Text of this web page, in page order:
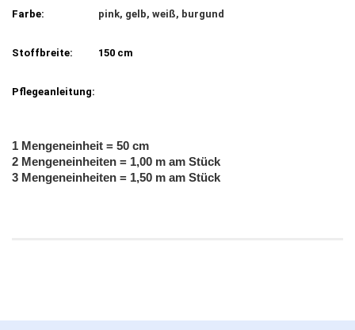
Farbe: pink, gelb, weiß, burgund
Stoffbreite: 150 cm
Pflegeanleitung:
1 Mengeneinheit = 50 cm
2 Mengeneinheiten = 1,00 m am Stück
3 Mengeneinheiten = 1,50 m am Stück